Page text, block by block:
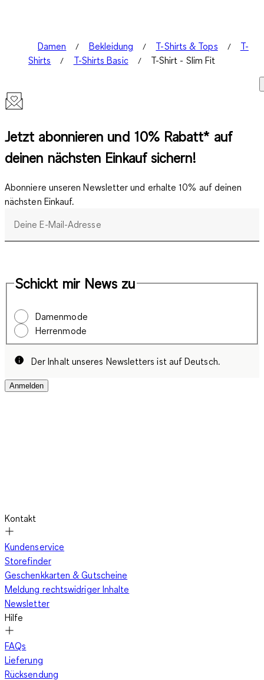
Damen Bekleidung T-Shirts & Tops
T-
Shirts
T-Shirts Basic T-Shirt - Slim Fit
Jetzt abonnieren und 10% Rabatt* auf
deinen nächsten Einkauf sichern!
Abonniere unseren Newsletter und erhalte 10% auf deinen
nächsten Einkauf.
Deine E-Mail-Adresse
Schickt mir News zu
Damenmode
Herrenmode
Der Inhalt unseres Newsletters ist auf Deutsch.
Anmelden
Kontakt
Kundenservice
Storefinder
Geschenkkarten & Gutscheine
Meldung rechtswidriger Inhalte
Newsletter
Hilfe
FAQs
Lieferung
Rücksendung